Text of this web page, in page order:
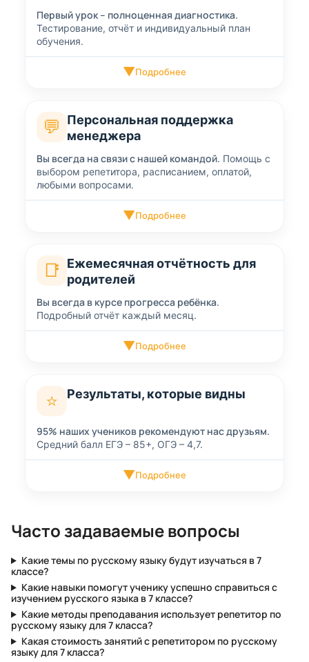
Первый урок – полноценная диагностика.
Тестирование, отчёт и индивидуальный план
обучения.
▼Подробнее
💬
Персональная поддержка
менеджера
Вы всегда на связи с нашей командой. Помощь с
выбором репетитора, расписанием, оплатой,
любыми вопросами.
▼Подробнее
📑
Ежемесячная отчётность для
родителей
Вы всегда в курсе прогресса ребёнка.
Подробный отчёт каждый месяц.
▼Подробнее
⭐ Результаты, которые видны
95% наших учеников рекомендуют нас друзьям.
Средний балл ЕГЭ – 85+, ОГЭ – 4,7.
▼Подробнее
Часто задаваемые вопросы
Какие темы по русскому языку будут изучаться в 7
классе?
Какие навыки помогут ученику успешно справиться с
изучением русского языка в 7 классе?
Какие методы преподавания использует репетитор по
русскому языку для 7 класса?
Какая стоимость занятий с репетитором по русскому
языку для 7 класса?